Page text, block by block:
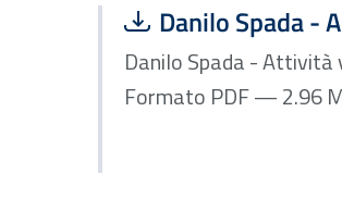
Scarica file:
Danilo Spada -
Danilo Spada - Attività